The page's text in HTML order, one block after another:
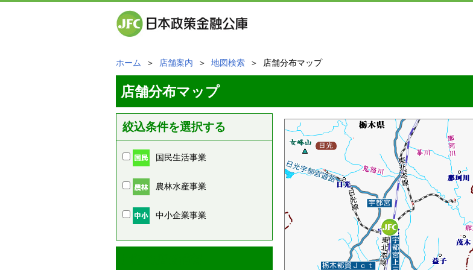
ホーム ＞ 店舗案内 ＞ 地図検索 ＞ 店舗分布マップ
店舗分布マップ
絞込条件を選択する
国民生活事業
農林水産事業
中小企業事業